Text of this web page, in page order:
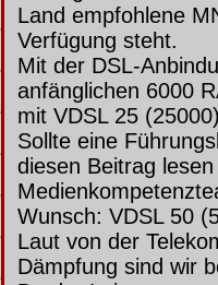
Land empfohlene
Verfügung steht.
Mit der DSL-
anfänglichen 6000
mit VDSL 25
Sollte eine
diesen Beitrag
Wunsch: VDSL 50
Laut von der
Dämpfung sind wir